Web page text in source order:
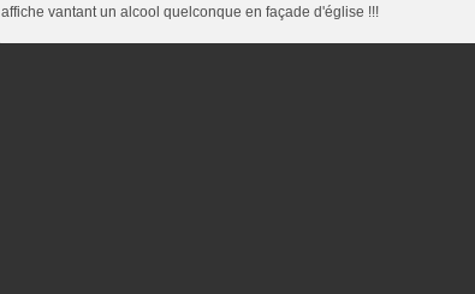
affiche vantant un alcool quelconque en façade d'église !!!